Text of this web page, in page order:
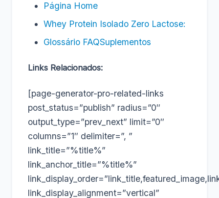
Página Home
Whey Protein Isolado Zero Lactose:
Glossário FAQSuplementos
Links Relacionados:
[page-generator-pro-related-links
post_status=”publish” radius=”0″
output_type=”prev_next” limit=”0″
columns=”1″ delimiter=”, ”
link_title=”%title%”
link_anchor_title=”%title%”
link_display_alignment=”vertical”